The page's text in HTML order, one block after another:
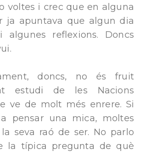
voltes i crec que en alguna
ja apuntava que algun dia
algunes reflexions. Doncs
doncs, no és fruit
estudi de les Nacions
ve de molt més enrere. Si
pensar una mica, moltes
seva raó de ser. No parlo
la típica pregunta de què